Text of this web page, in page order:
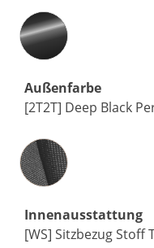
Außenfarbe
[2T2T] Deep Black
Innenausstattung
Innenausstattung
[WS] Sitzbezug Stoff